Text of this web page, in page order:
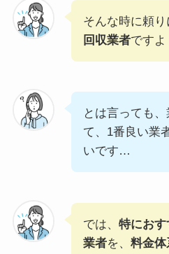
そんな時に頼
回収業者ですよ
とは言っても
て、1番良い業
いです…
では、 特にお
業者を、 料金体